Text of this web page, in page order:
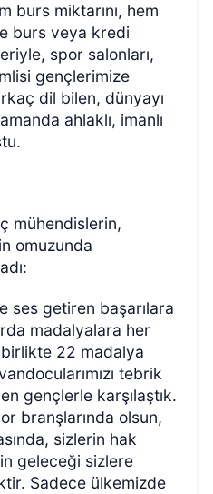
burs miktarını, hem
burs veya kredi
spor salonları,
gençlerimize
dil bilen, dünyayı
ahlaklı, imanlı
mühendislerin,
omuzunda
ses getiren başarılara
madalyalara her
birlikte 22 madalya
tebrik
gençlerle karşılaştık.
branşlarında olsun,
sizlerin hak
geleceği sizlere
Sadece ülkemizde